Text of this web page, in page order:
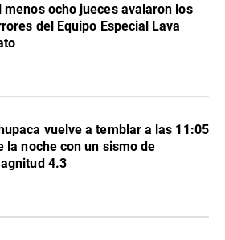
menos ocho jueces avalaron los
del Equipo Especial Lava
vuelve a temblar a las 11:05
la noche con un sismo de
4.3